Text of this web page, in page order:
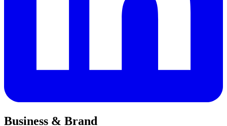
Business & Brand